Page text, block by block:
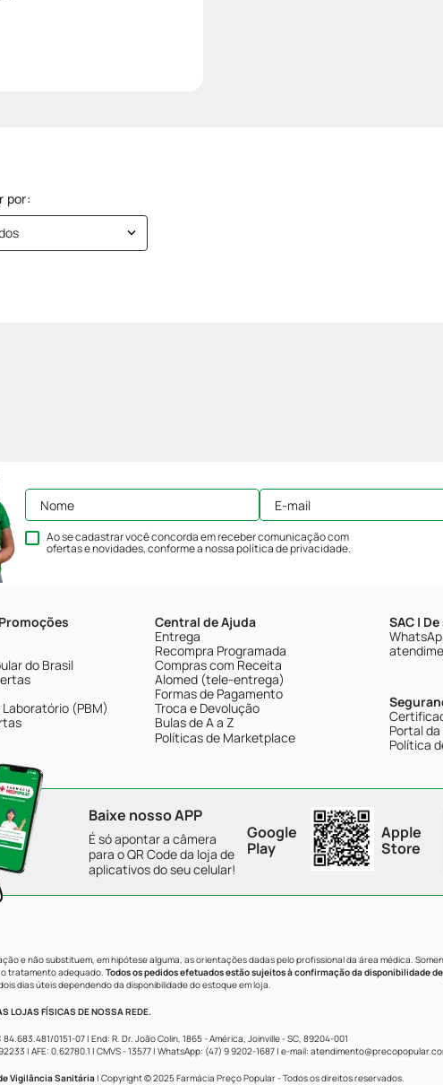
Ao se cadastrar você concorda em receber comunicação com
ofertas e novidades, conforme a nossapolítica de privacidade.
do Brasil
(PBM)
Central de Ajuda
Entrega
Recompra Programada
Compras com Receita
Alomed (tele-entrega)
Formas de Pagamento
Troca e Devolução
Bulas de A a Z
Políticas de Marketplace
SAC |
Portal
Política
Baixe nosso APP
É só apontar a câmera
para o QR Code da loja de
aplicativos do seu celular!
Google
Play
Apple
Store
e não substituem, em hipótese alguma, as orientações dadas pelo profissional da área médica.
tratamento adequado. Todos os pedidos efetuados estão sujeitos à confirmação da disponibilidade
dias úteis dependendo da disponibilidade do estoque em loja.
LOJAS FÍSICAS DE NOSSA REDE.
0151-07 | End: R. Dr. João Colin, 1865 - América, Joinville - SC, 89204-001
| AFE: 0.62780.1 | CMVS - 13577 | WhatsApp: (47) 9 9202-1687 | e-mail:
Vigilância Sanitária | Copyright © 2025 Farmácia Preço Popular - Todos os direitos reservados.